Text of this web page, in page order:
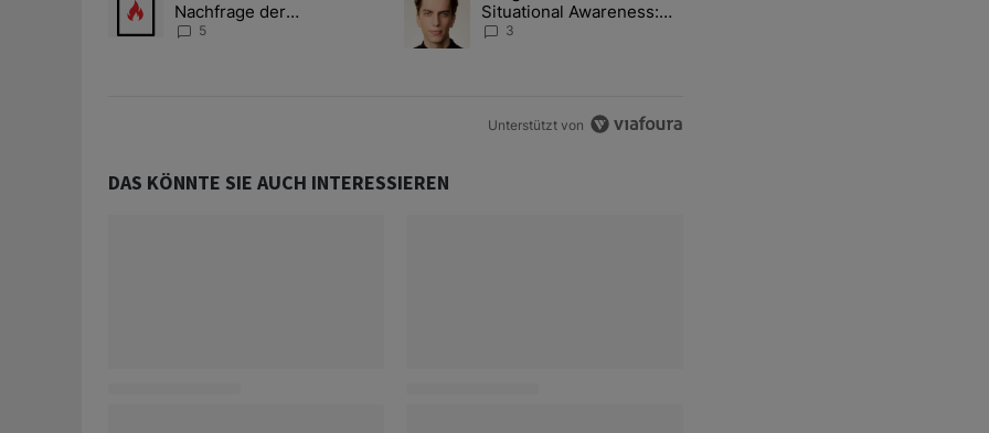
Nachfrage der
Zentralbanken könnte
5
Situational Awareness:
Alles über den Retter-
3
Unterstützt von
DAS KÖNNTE SIE AUCH INTERESSIEREN